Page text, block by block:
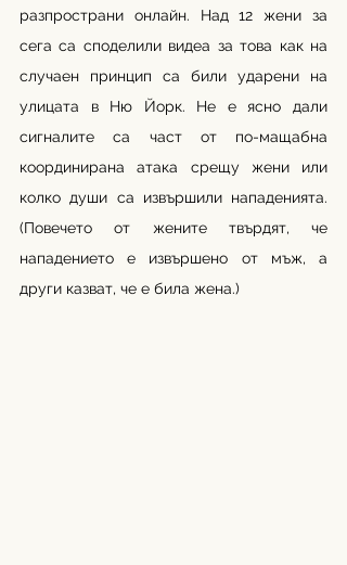
разпространи онлайн. Над 12 жени за
сега са споделили видеа за това как на
случаен принцип са били ударени на
улицата в Ню Йорк. Не е ясно дали
сигналите са част от по-мащабна
координирана атака срещу жени или
колко души са извършили нападенията.
(Повечето от жените твърдят, че
нападението е извършено от мъж, а
други казват, че е била жена.)